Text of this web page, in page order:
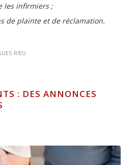
les infirmiers ;
de plainte et de réclamation.
RIEU
: DES ANNONCES